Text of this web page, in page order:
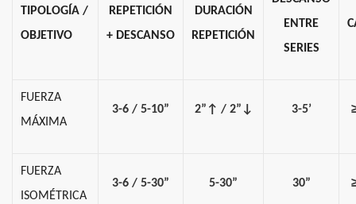
TIPOLOGÍA /
OBJETIVO
REPETICIÓN
+ DESCANSO
DURACIÓN
REPETICIÓN
ENTRE
SERIES
FUERZA
MÁXIMA
3-6 / 5-10” 2”↑ / 2”↓ 3-5’
FUERZA
ISOMÉTRICA
3-6 / 5-30” 5-30” 30”